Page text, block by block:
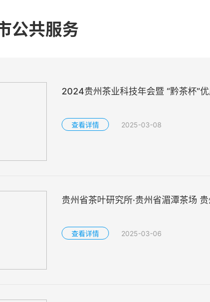
公共服务
2024贵州茶业科技年会暨 “黔茶杯”
查看详情 2025-03-08
贵州省茶叶研究所·贵州省湄潭茶场
查看详情 2025-03-06